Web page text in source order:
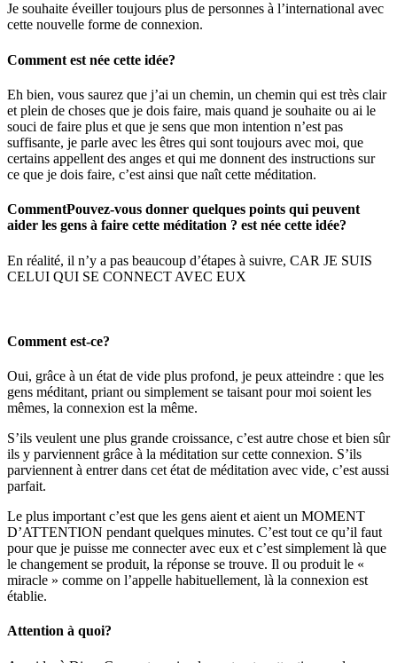
Je souhaite éveiller toujours plus de personnes à l’international avec
cette nouvelle forme de connexion.
Comment est née cette idée?
Eh bien, vous saurez que j’ai un chemin, un chemin qui est très clair
et plein de choses que je dois faire, mais quand je souhaite ou ai le
souci de faire plus et que je sens que mon intention n’est pas
suffisante, je parle avec les êtres qui sont toujours avec moi, que
certains appellent des anges et qui me donnent des instructions sur
ce que je dois faire, c’est ainsi que naît cette méditation.
CommentPouvez-vous donner quelques points qui peuvent
aider les gens à faire cette méditation ? est née cette idée?
En réalité, il n’y a pas beaucoup d’étapes à suivre, CAR JE SUIS
CELUI QUI SE CONNECT AVEC EUX
Comment est-ce?
Oui, grâce à un état de vide plus profond, je peux atteindre : que les
gens méditant, priant ou simplement se taisant pour moi soient les
mêmes, la connexion est la même.
S’ils veulent une plus grande croissance, c’est autre chose et bien sûr
ils y parviennent grâce à la méditation sur cette connexion. S’ils
parviennent à entrer dans cet état de méditation avec vide, c’est aussi
parfait.
Le plus important c’est que les gens aient et aient un MOMENT
D’ATTENTION pendant quelques minutes. C’est tout ce qu’il faut
pour que je puisse me connecter avec eux et c’est simplement là que
le changement se produit, la réponse se trouve. Il ou produit le «
miracle » comme on l’appelle habituellement, là la connexion est
établie.
Attention à quoi?